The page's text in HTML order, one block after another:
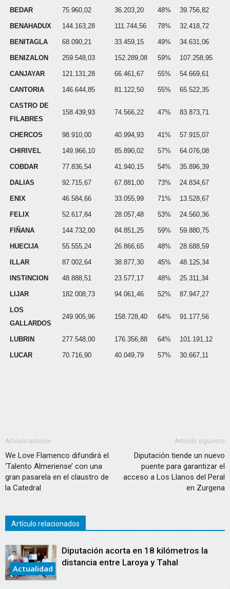
BEDAR 75.960,02 36.203,20 48% 39.756,82
BENAHADUX 144.163,28 111.744,56 78% 32.418,72
BENITAGLA 68.090,21 33.459,15 49% 34.631,06
BENIZALON 259.548,03 152.289,08 59% 107.258,95
CANJAYAR 121.131,28 66.461,67 55% 54.669,61
CANTORIA 146.644,85 81.122,50 55% 65.522,35
CASTRO DE
FILABRES
158.439,93 74.566,22 47% 83.873,71
CHERCOS 98.910,00 40.994,93 41% 57.915,07
CHIRIVEL 149.966,10 85.890,02 57% 64.076,08
COBDAR 77.836,54 41.940,15 54% 35.896,39
DALIAS 92.715,67 67.881,00 73% 24.834,67
ENIX 46.584,66 33.055,99 71% 13.528,67
FELIX 52.617,84 28.057,48 53% 24.560,36
FIÑANA 144.732,00 84.851,25 59% 59.880,75
HUECIJA 55.555,24 26.866,65 48% 28.688,59
ILLAR 87.002,64 38.877,30 45% 48.125,34
INSTINCION 48.888,51 23.577,17 48% 25.311,34
LIJAR 182.008,73 94.061,46 52% 87.947,27
LOS
GALLARDOS
249.905,96 158.728,40 64% 91.177,56
LUBRIN 277.548,00 176.356,88 64% 101.191,12
LUCAR 70.716,90 40.049,79 57% 30.667,11
Artículo anterior
We Love Flamenco difundirá el
‘Talento Almeriense’ con una
gran pasarela en el claustro de
la Catedral
Artículo siguiente
Diputación tiende un nuevo
puente para garantizar el
acceso a Los Llanos del Peral
en Zurgena
Artículo relacionados
Actualidad
Diputación acorta en 18 kilómetros la
distancia entre Laroya y Tahal